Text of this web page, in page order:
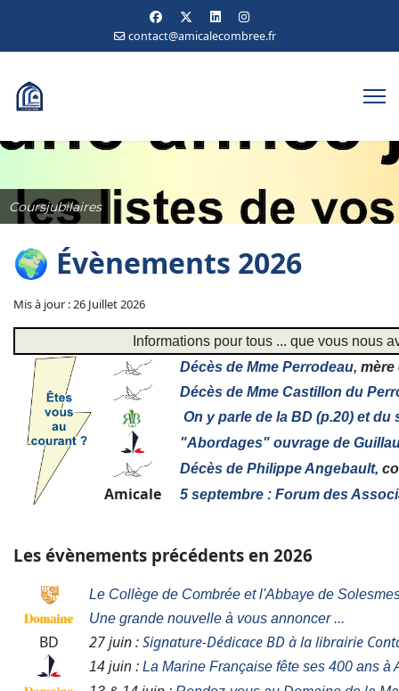
contact@amicalecombree.fr
Coursjubilaires
🌍 Évènements 2026
Mis à jour : 26 Juillet 2026
Informations pour tous ... que vous nous
Décès de Mme Perrodeau, mère
Décès de Mme Castillon du
On y parle de la BD (p.20) et
"Abordages" ouvrage de
Décès de Philippe Angebault,
Amicale 5 septembre : Forum des
Les évènements précédents en 2026
Le Collège de Combrée et l'Abbaye de
Une grande nouvelle à vous annoncer ...
BD 27 juin :Signature-Dédicace BD à la librairie
14 juin : La Marine Française fête ses 400 ans à